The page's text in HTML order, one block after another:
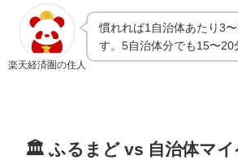
楽天経済圏の住人
慣れれば1自治体あたり3
す。5自治体分でも15〜20
🏛️ ふるまど vs 自治体マイ